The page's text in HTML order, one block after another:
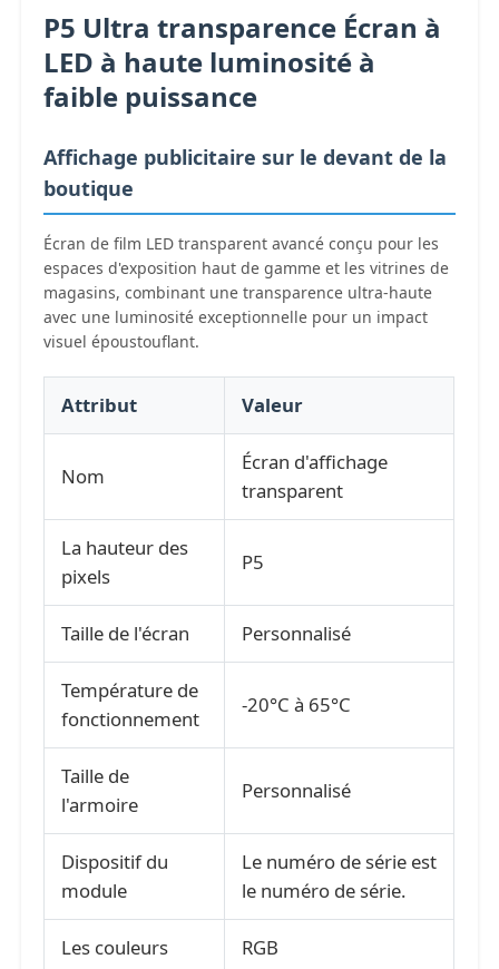
Visite d'usine
Nous contacter
Nouvelles
Tous les cas
Demander un devis
Écran de maillage LED
Affichage en maille LED
Écran de film transparent LED
Affichage LED transparent
Écran LED volant pour drone
Écran à LED holographique
P5 Ultra transparence Écran à
LED à haute luminosité à
faible puissance
Affichage publicitaire sur le devant de la
boutique
Écran de film LED transparent avancé conçu pour les
espaces d'exposition haut de gamme et les vitrines de
magasins, combinant une transparence ultra-haute
avec une luminosité exceptionnelle pour un impact
visuel époustouflant.
Attribut Valeur
Nom
Écran d'affichage
transparent
La hauteur des
pixels
P5
Taille de l'écran Personnalisé
Température de
fonctionnement
-20°C à 65°C
Taille de
l'armoire
Personnalisé
Dispositif du
module
Le numéro de série est
le numéro de série.
Les couleurs RGB